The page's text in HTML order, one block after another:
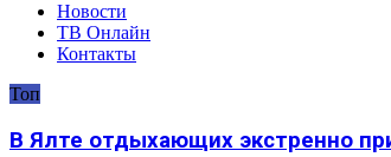
Новости
ТВ Онлайн
Контакты
Топ
В Ялте отдыхающих экстренно